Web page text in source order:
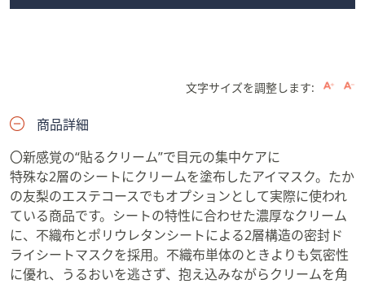
文字サイズを調整します:
商品詳細
〇新感覚の“貼るクリーム”で目元の集中ケアに
特殊な2層のシートにクリームを塗布したアイマスク。たか
の友梨のエステコースでもオプションとして実際に使われ
ている商品です。シートの特性に合わせた濃厚なクリーム
に、不織布とポリウレタンシートによる2層構造の密封ド
ライシートマスクを採用。不織布単体のときよりも気密性
に優れ、うるおいを逃さず、抱え込みながらクリームを角